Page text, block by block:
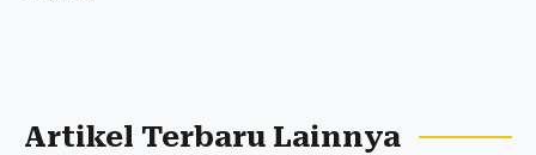
Artikel Terbaru Lainnya